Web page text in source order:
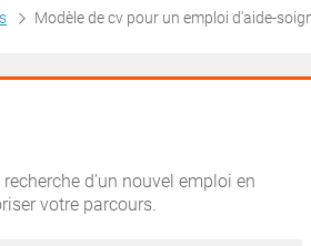
Modèle de cv pour un emploi d'aide-
d’un nouvel emploi en
votre parcours.